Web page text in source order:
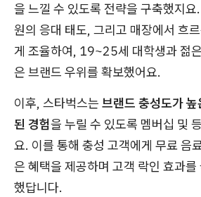
을 느낄 수 있도록 전략을 구축했지
원의 응대 태도, 그리고 매장에서 흐
게 조율하여, 19~25세 대학생과 젊
은 브랜드 우위를 확보했어요.
이후, 스타벅스는 브랜드 충성도가
된 경험을 누릴 수 있도록 멤버십 및
요. 이를 통해 충성 고객에게 무료 음
은 혜택을 제공하며 고객 락인 효과
했답니다.